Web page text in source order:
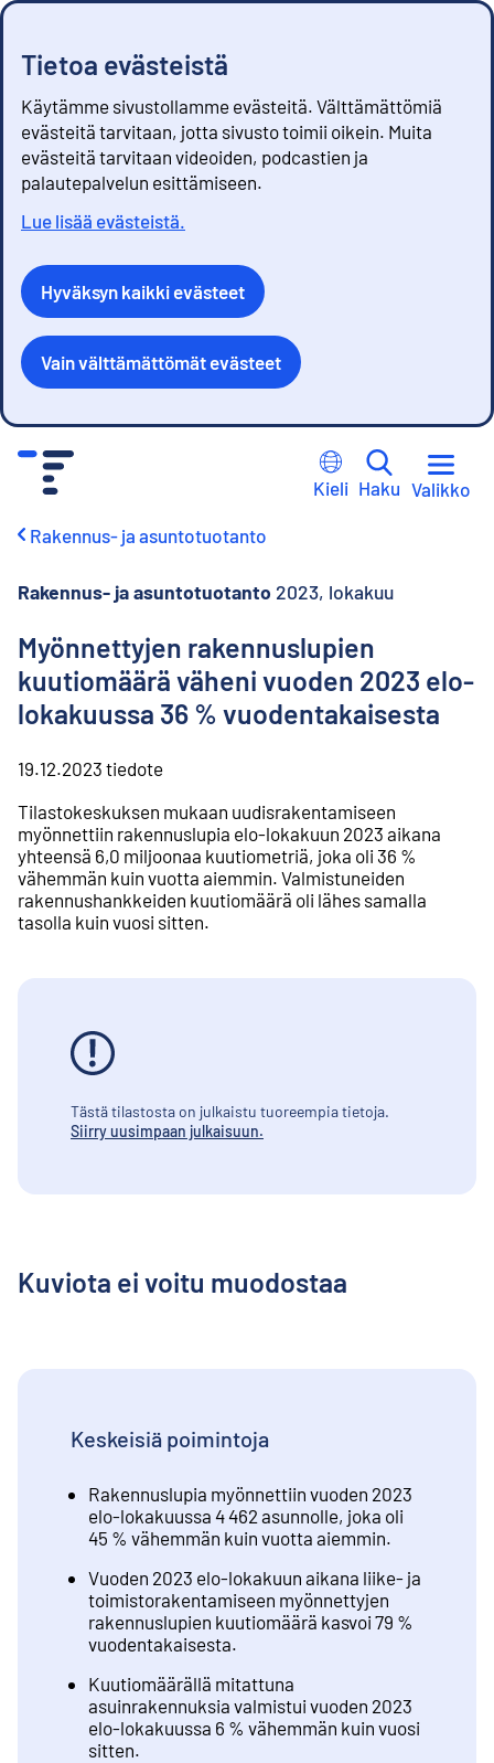
Tietoa evästeistä
Käytämme sivustollamme evästeitä. Välttämättömiä
evästeitä tarvitaan, jotta sivusto toimii oikein. Muita
evästeitä tarvitaan videoiden, podcastien ja
palautepalvelun esittämiseen.
Lue lisää evästeistä.
Hyväksyn kaikki evästeet
Vain välttämättömät evästeet
Kieli Haku Valikko
Rakennus- ja asuntotuotanto
Rakennus- ja asuntotuotanto 2023, lokakuu
Myönnettyjen rakennuslupien
kuutiomäärä väheni vuoden 2023 elo-
lokakuussa 36 % vuodentakaisesta
19.12.2023 tiedote
Tilastokeskuksen mukaan uudisrakentamiseen
myönnettiin rakennuslupia elo-lokakuun 2023 aikana
yhteensä 6,0 miljoonaa kuutiometriä, joka oli 36 %
vähemmän kuin vuotta aiemmin. Valmistuneiden
rakennushankkeiden kuutiomäärä oli lähes samalla
tasolla kuin vuosi sitten.
Tästä tilastosta on julkaistu tuoreempia tietoja.
Siirry uusimpaan julkaisuun.
Kuviota ei voitu muodostaa
Keskeisiä poimintoja
Rakennuslupia myönnettiin vuoden 2023
elo-lokakuussa 4 462 asunnolle, joka oli
45 % vähemmän kuin vuotta aiemmin.
Vuoden 2023 elo-lokakuun aikana liike- ja
toimistorakentamiseen myönnettyjen
rakennuslupien kuutiomäärä kasvoi 79 %
vuodentakaisesta.
Kuutiomäärällä mitattuna
asuinrakennuksia valmistui vuoden 2023
elo-lokakuussa 6 % vähemmän kuin vuosi
sitten.